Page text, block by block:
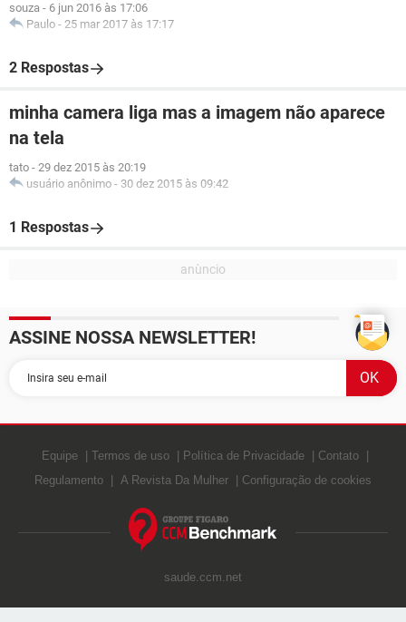
souza - 6 jun 2016 às 17:06
Paulo - 25 mar 2017 às 17:17
2 Respostas
minha camera liga mas a imagem não aparece
na tela
tato - 29 dez 2015 às 20:19
usuário anônimo - 30 dez 2015 às 09:42
1 Respostas
ASSINE NOSSA NEWSLETTER!
Equipe Termos de uso Política de Privacidade
Contato
Regulamento
A Revista Da Mulher Configuração de cookies
saude.ccm.net